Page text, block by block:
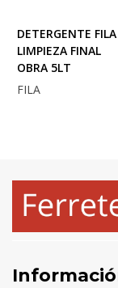
DETERGENTE FILA
LIMPIEZA FINAL
OBRA 5LT
FILA